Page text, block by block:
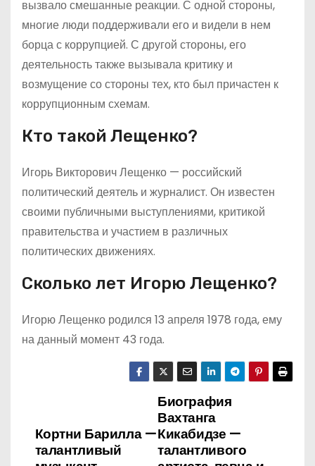
вызвало смешанные реакции. С одной стороны,
многие люди поддерживали его и видели в нем
борца с коррупцией. С другой стороны, его
деятельность также вызывала критику и
возмущение со стороны тех, кто был причастен к
коррупционным схемам.
Кто такой Лещенко?
Игорь Викторович Лещенко — российский
политический деятель и журналист. Он известен
своими публичными выступлениями, критикой
правительства и участием в различных
политических движениях.
Сколько лет Игорю Лещенко?
Игорю Лещенко родился 13 апреля 1978 года, ему
на данный момент 43 года.
Биография
Вахтанга
Кикабидзе —
талантливого
Кортни Барилла —
талантливый